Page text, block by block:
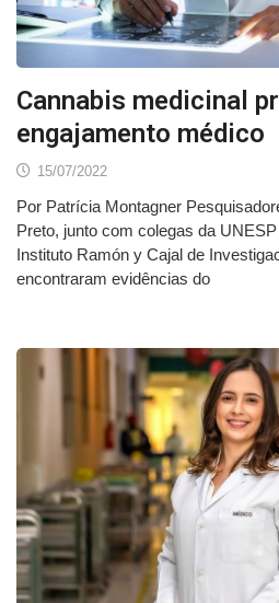
Cannabis medicinal
engajamento médico
15/07/2022
Por Patrícia Montagner
Preto, junto com colegas da
Instituto Ramón y Cajal de
encontraram evidências do